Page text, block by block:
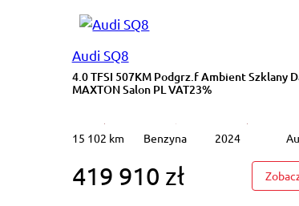
Audi SQ8
4.0 TFSI 507KM Podgrz.f Ambient Szklany
MAXTON Salon PL VAT23%
15 102 km Benzyna 2024
419 910 zł